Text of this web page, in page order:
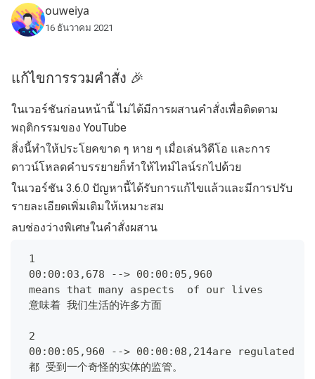
ouweiya
16 ธันวาคม 2021
แก้ไขการรวมคำสั่ง 🎉
ในเวอร์ชันก่อนหน้านี้ ไม่ได้มีการผสานคำสั่งเพื่อติดตาม
พฤติกรรมของ YouTube
สิ่งนี้ทำให้ประโยคขาด ๆ หาย ๆ เมื่อเล่นวิดีโอ และการ
ดาวน์โหลดคำบรรยายก็ทำให้ไทม์ไลน์รกไปด้วย
ในเวอร์ชัน 3.6.0 ปัญหานี้ได้รับการแก้ไขแล้วและมีการปรับ
รายละเอียดเพิ่มเติมให้เหมาะสม
ลบช่องว่างพิเศษในคำสั่งผสาน
1
00:00:03,678 --> 00:00:05,960
means that many aspects  of our lives
意味着 我们生活的许多方面
2
00:00:05,960 --> 00:00:08,214are regulated
都 受到一个奇怪的实体的监管。